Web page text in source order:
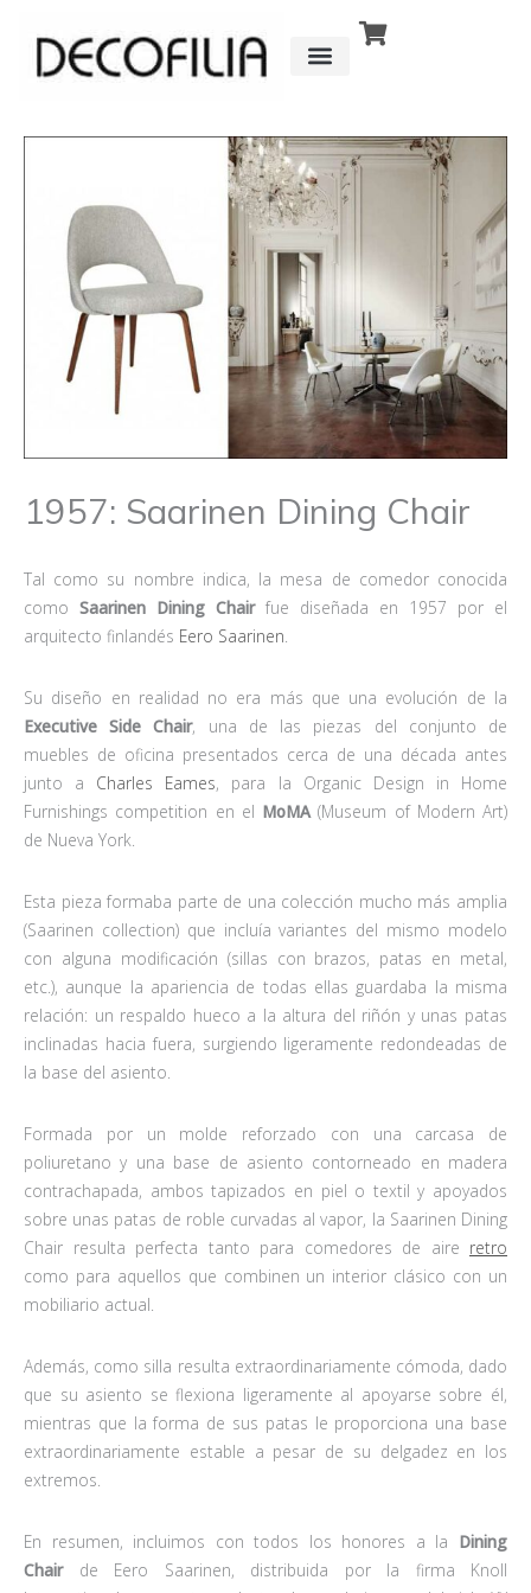
contenido
1957: Saarinen Dining Chair
Tal como su nombre indica, la mesa de comedor conocida
como Saarinen Dining Chairfue diseñada en 1957 por el
arquitecto finlandés Eero Saarinen
Su diseño en realidad no era más que una evolución de la
Executive Side Chair, una de las piezas del conjunto de
muebles de oficina presentados cerca de una década antes
junto a Charles Eames, para la Organic Design in Home
Furnishings competition en el MoMA (Museum of Modern Art)
de Nueva York.
Esta pieza formaba parte de una colección mucho más amplia
(Saarinen collection) que incluía variantes del mismo modelo
con alguna modificación (sillas con brazos, patas en metal,
etc.), aunque la apariencia de todas ellas guardaba la misma
relación: un respaldo hueco a la altura del riñón y unas patas
inclinadas hacia fuera, surgiendo ligeramente redondeadas de
la base del asiento.
Formada por un molde reforzado con una carcasa de
poliuretano y una base de asiento contorneado en madera
contrachapada, ambos tapizados en piel o textil y apoyados
sobre unas patas de roble curvadas al vapor, la Saarinen Dining
Chair resulta perfecta tanto para comedores de aire retro
como para aquellos que combinen un interior clásico con un
mobiliario actual.
Además, como silla resulta extraordinariamente cómoda, dado
que su asiento se flexiona ligeramente al apoyarse sobre él,
mientras que la forma de sus patas le proporciona una base
extraordinariamente estable a pesar de su delgadez en los
extremos.
En resumen, incluimos con todos los honores a la Dining
Chairde Eero Saarinen, distribuida por la firma Knoll